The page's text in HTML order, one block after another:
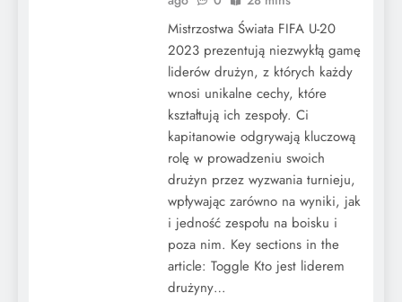
Mistrzostwa Świata FIFA U-20
2023 prezentują niezwykłą gamę
liderów drużyn, z których każdy
wnosi unikalne cechy, które
kształtują ich zespoły. Ci
kapitanowie odgrywają kluczową
rolę w prowadzeniu swoich
drużyn przez wyzwania turnieju,
wpływając zarówno na wyniki, jak
i jedność zespołu na boisku i
poza nim. Key sections in the
article: Toggle Kto jest liderem
drużyny…